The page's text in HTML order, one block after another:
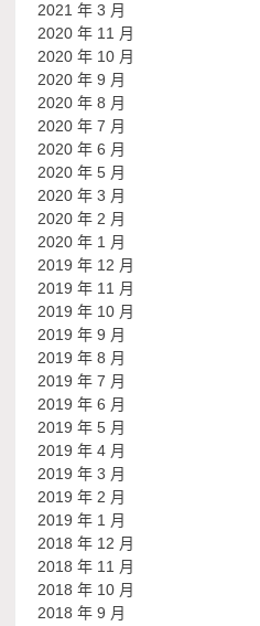
2021 年 3 月
2020 年 11 月
2020 年 10 月
2020 年 9 月
2020 年 8 月
2020 年 7 月
2020 年 6 月
2020 年 5 月
2020 年 3 月
2020 年 2 月
2020 年 1 月
2019 年 12 月
2019 年 11 月
2019 年 10 月
2019 年 9 月
2019 年 8 月
2019 年 7 月
2019 年 6 月
2019 年 5 月
2019 年 4 月
2019 年 3 月
2019 年 2 月
2019 年 1 月
2018 年 12 月
2018 年 11 月
2018 年 10 月
2018 年 9 月